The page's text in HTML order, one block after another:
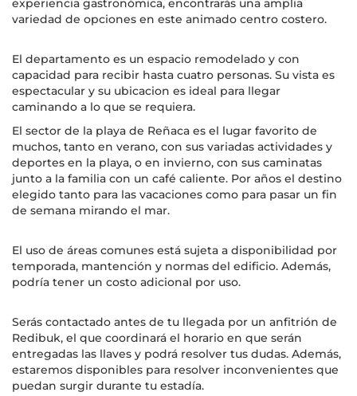
experiencia gastronómica, encontrarás una amplia
variedad de opciones en este animado centro costero.
El departamento es un espacio remodelado y con
capacidad para recibir hasta cuatro personas. Su vista es
espectacular y su ubicacion es ideal para llegar
caminando a lo que se requiera.
El sector de la playa de Reñaca es el lugar favorito de
muchos, tanto en verano, con sus variadas actividades y
deportes en la playa, o en invierno, con sus caminatas
junto a la familia con un café caliente. Por años el destino
elegido tanto para las vacaciones como para pasar un fin
de semana mirando el mar.
El uso de áreas comunes está sujeta a disponibilidad por
temporada, mantención y normas del edificio. Además,
podría tener un costo adicional por uso.
Serás contactado antes de tu llegada por un anfitrión de
Redibuk, el que coordinará el horario en que serán
entregadas las llaves y podrá resolver tus dudas. Además,
estaremos disponibles para resolver inconvenientes que
puedan surgir durante tu estadía.